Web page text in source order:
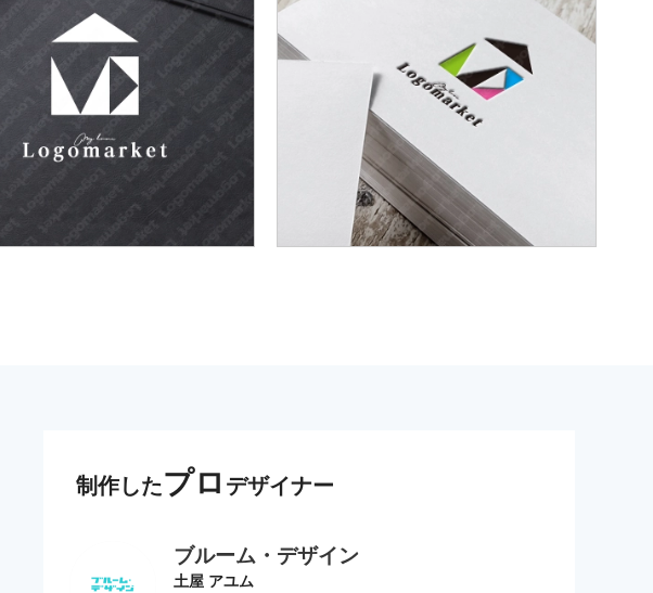
制作したプロ デザイナー
ブルーム・デザイン
土屋 アユム